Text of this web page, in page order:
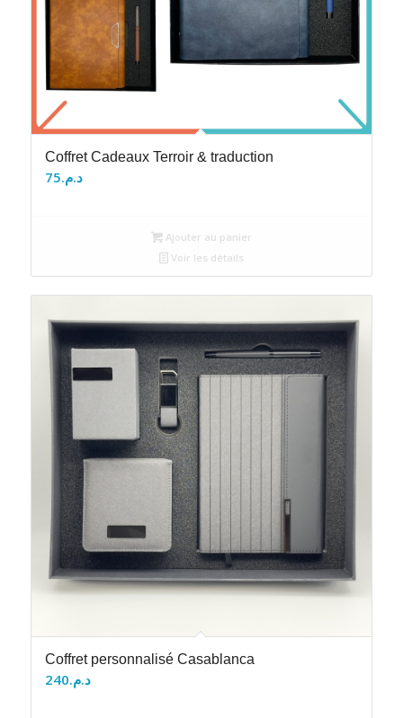
Coffret Cadeaux Terroir & traduction
د.م.75
Ajouter au panier
Voir les détails
Coffret personnalisé Casablanca
د.م.240